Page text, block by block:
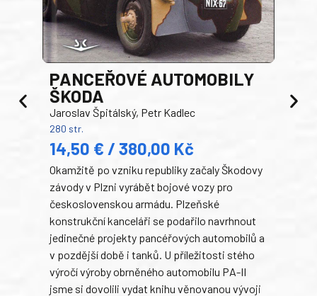
PANCEŘOVÉ AUTOMOBILY
ŠKODA
Jaroslav Špitálský, Petr Kadlec
280 str.
14,50 € / 380,00 Kč
Okamžitě po vzniku republiky začaly Škodovy
závody v Plzni vyrábět bojové vozy pro
československou armádu. Plzeňské
konstrukční kanceláři se podařilo navrhnout
jedinečné projekty pancéřových automobilů a
v pozdější době i tanků. U příležitosti stého
výročí výroby obrněného automobilu PA-II
jsme si dovolili vydat knihu věnovanou vývoji